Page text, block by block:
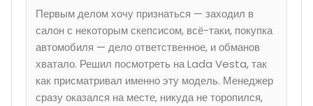
Первым делом хочу признаться — заходил в
салон с некоторым скепсисом, всё-таки, покупка
автомобиля — дело ответственное, и обманов
хватало. Решил посмотреть на Lada Vesta, так
как присматривал именно эту модель. Менеджер
сразу оказался на месте, никуда не торопился,